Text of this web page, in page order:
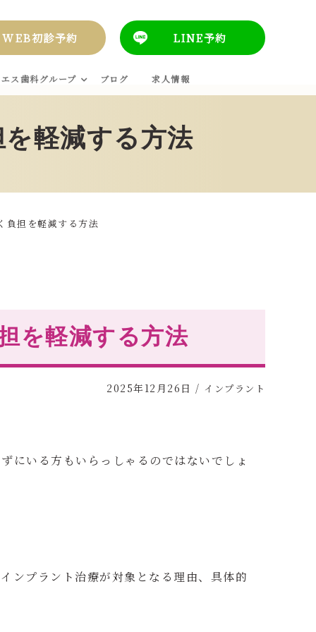
WEB初診予約 LINE予約
エス歯科グループ ブログ 求人情報
軽減する方法
負担を軽減する方法
を軽減する方法
2025年12月26日 / インプラント
にいる方もいらっしゃるのではないでしょ
ンプラント治療が対象となる理由、具体的